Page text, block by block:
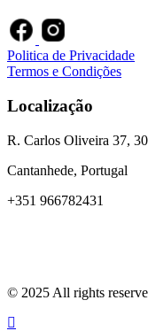
Politica de Privacidade
Termos e Condições
Localização
R. Carlos Oliveira 37,
Cantanhede, Portugal
+351 966782431
© 2025 All rights